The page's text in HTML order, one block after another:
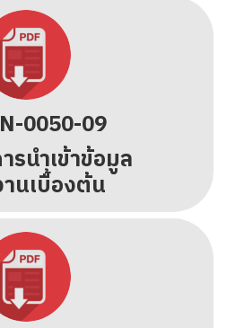
0050-09
นำเข้าข้อมูล
นเบื้องต้น